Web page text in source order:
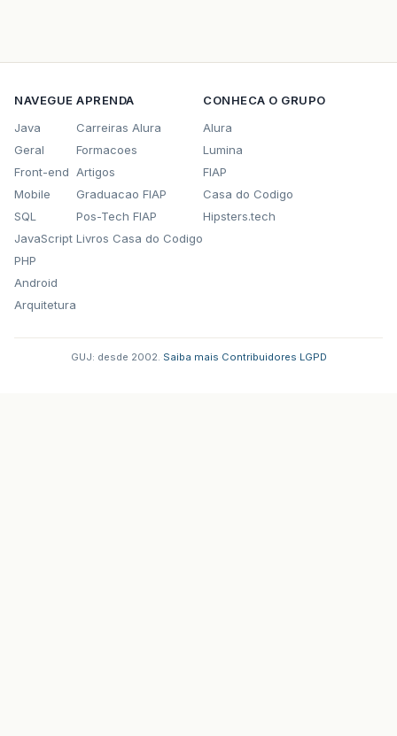
NAVEGUE
Java
Geral
Front-end
Mobile
SQL
JavaScript
PHP
Android
Arquitetura
APRENDA
Carreiras Alura
Formacoes
Artigos
Graduacao FIAP
Pos-Tech FIAP
Livros Casa do Codigo
CONHECA O GRUPO
Alura
Lumina
FIAP
Casa do Codigo
Hipsters.tech
GUJ: desde 2002. Saiba mais Contribuidores LGPD